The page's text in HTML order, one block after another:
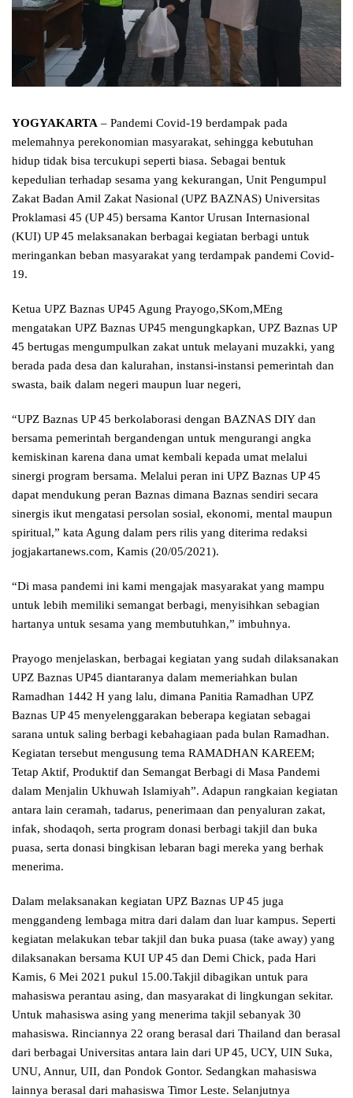
YOGYAKARTA – Pandemi Covid-19 berdampak pada
melemahnya perekonomian masyarakat, sehingga kebutuhan
hidup tidak bisa tercukupi seperti biasa. Sebagai bentuk
kepedulian terhadap sesama yang kekurangan, Unit Pengumpul
Zakat Badan Amil Zakat Nasional (UPZ BAZNAS) Universitas
Proklamasi 45 (UP 45) bersama Kantor Urusan Internasional
(KUI) UP 45 melaksanakan berbagai kegiatan berbagi untuk
meringankan beban masyarakat yang terdampak pandemi Covid-
19.
Ketua UPZ Baznas UP45 Agung Prayogo,SKom,MEng
mengatakan UPZ Baznas UP45 mengungkapkan, UPZ Baznas UP
45 bertugas mengumpulkan zakat untuk melayani muzakki, yang
berada pada desa dan kalurahan, instansi-instansi pemerintah dan
swasta, baik dalam negeri maupun luar negeri,
“UPZ Baznas UP 45 berkolaborasi dengan BAZNAS DIY dan
bersama pemerintah bergandengan untuk mengurangi angka
kemiskinan karena dana umat kembali kepada umat melalui
sinergi program bersama. Melalui peran ini UPZ Baznas UP 45
dapat mendukung peran Baznas dimana Baznas sendiri secara
sinergis ikut mengatasi persolan sosial, ekonomi, mental maupun
spiritual,” kata Agung dalam pers rilis yang diterima redaksi
jogjakartanews.com, Kamis (20/05/2021).
“Di masa pandemi ini kami mengajak masyarakat yang mampu
untuk lebih memiliki semangat berbagi, menyisihkan sebagian
hartanya untuk sesama yang membutuhkan,” imbuhnya.
Prayogo menjelaskan, berbagai kegiatan yang sudah dilaksanakan
UPZ Baznas UP45 diantaranya dalam memeriahkan bulan
Ramadhan 1442 H yang lalu, dimana Panitia Ramadhan UPZ
Baznas UP 45 menyelenggarakan beberapa kegiatan sebagai
sarana untuk saling berbagi kebahagiaan pada bulan Ramadhan.
Kegiatan tersebut mengusung tema RAMADHAN KAREEM;
Tetap Aktif, Produktif dan Semangat Berbagi di Masa Pandemi
dalam Menjalin Ukhuwah Islamiyah”. Adapun rangkaian kegiatan
antara lain ceramah, tadarus, penerimaan dan penyaluran zakat,
infak, shodaqoh, serta program donasi berbagi takjil dan buka
puasa, serta donasi bingkisan lebaran bagi mereka yang berhak
menerima.
Dalam melaksanakan kegiatan UPZ Baznas UP 45 juga
menggandeng lembaga mitra dari dalam dan luar kampus. Seperti
kegiatan melakukan tebar takjil dan buka puasa (take away) yang
dilaksanakan bersama KUI UP 45 dan Demi Chick, pada Hari
Kamis, 6 Mei 2021 pukul 15.00.Takjil dibagikan untuk para
mahasiswa perantau asing, dan masyarakat di lingkungan sekitar.
Untuk mahasiswa asing yang menerima takjil sebanyak 30
mahasiswa. Rinciannya 22 orang berasal dari Thailand dan berasal
dari berbagai Universitas antara lain dari UP 45, UCY, UIN Suka,
UNU, Annur, UII, dan Pondok Gontor. Sedangkan mahasiswa
lainnya berasal dari mahasiswa Timor Leste. Selanjutnya